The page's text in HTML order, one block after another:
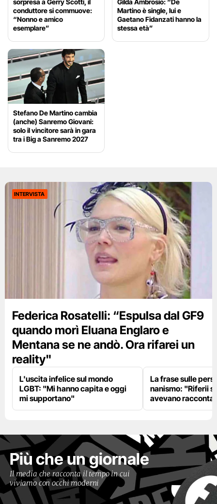
sorpresa a Gerry Scotti, il
conduttore si commuove:
“Nonno e amico
esemplare”
Gilda Ambrosio: “De
Martino è single, lui e
Gaetano Fidanzati hanno la
stessa età”
Stefano De Martino cambia
(anche) Sanremo Giovani:
solo il vincitore sarà in gara
tra i Big a Sanremo 2027
INTERVISTA
Federica Rosatelli: “Espulsa dal GF9
quando morì Eluana Englaro e
Mentana se ne andò. Ora rifarei un
reality"
L'uscita infelice sul mondo
LGBT: "Mi hanno capita e oggi
mi supportano"
La frase sulle
nanismo: "Riferii
avevano
Più che un giornale
Il media che racconta il tempo in cui
viviamo con occhi moderni